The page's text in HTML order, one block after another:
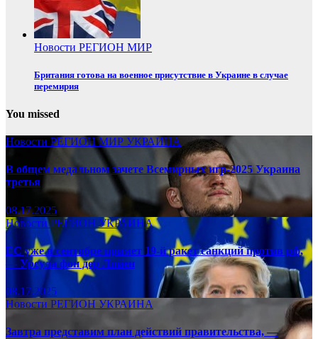
Новости РЕГИОН МИР
Британия готова на военное присутствие в Украине в случае
перемирия
You missed
Новости РЕГИОНМИР УКРАИНА
В общем медальном зачете Всемирных игр-2025 Украина
третья
08.17.2025
НовостиРЕГИОНУКРАИНА
ЕС уже в сентябре примет 19-й ракет санкций против рф,
— Урсула фон дер Ляйен
08.17.2025
Новости РЕГИОН УКРАИНА
Завтра представим план действий правительства, —